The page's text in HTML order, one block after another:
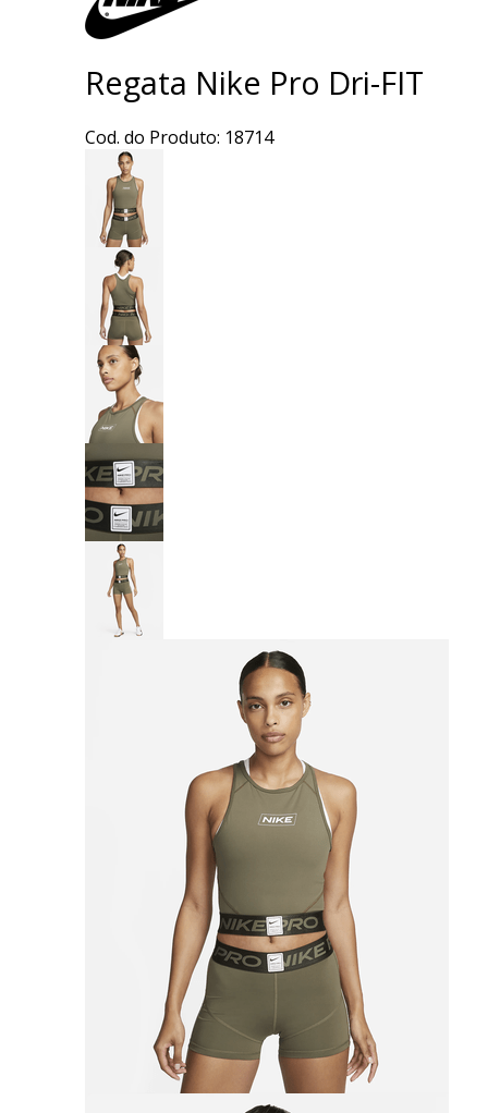
Regata Nike Pro Dri-FIT
Cod. do Produto: 18714